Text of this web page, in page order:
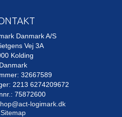
Danmark A/S
Vej 3A
Kolding
Danmark
32667589
2213 6274209672
75872600
logimark.dk
Sitemap